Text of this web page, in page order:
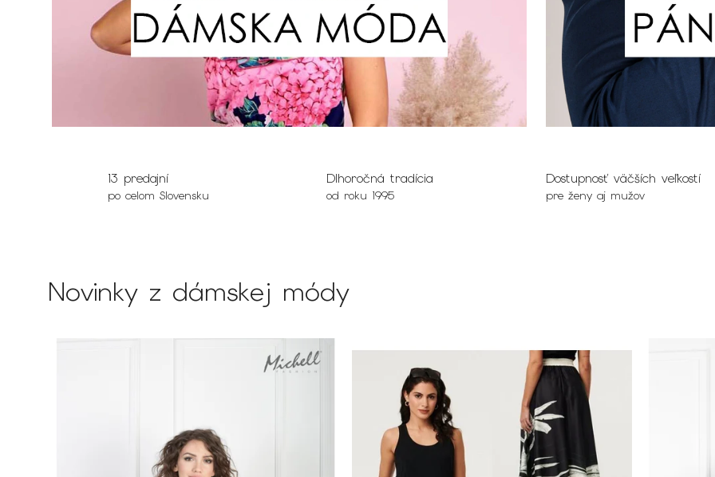
13 predajní
po celom Slovensku
Dlhoročná tradícia
od roku 1995
Dostupnosť väčších veľkostí
pre ženy aj mužov
Novinky z dámskej módy